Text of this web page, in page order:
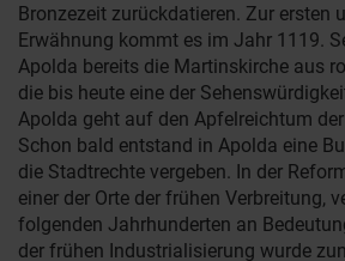
Bronzezeit zurückdatieren. Zur ersten
Erwähnung kommt es im Jahr 1119.
Apolda bereits die Martinskirche aus
die bis heute eine der
Apolda geht auf den Apfelreichtum
Schon bald entstand in Apolda eine
die Stadtrechte vergeben. In der
einer der Orte der frühen Verbreitung,
folgenden Jahrhunderten an
der frühen Industrialisierung wurde